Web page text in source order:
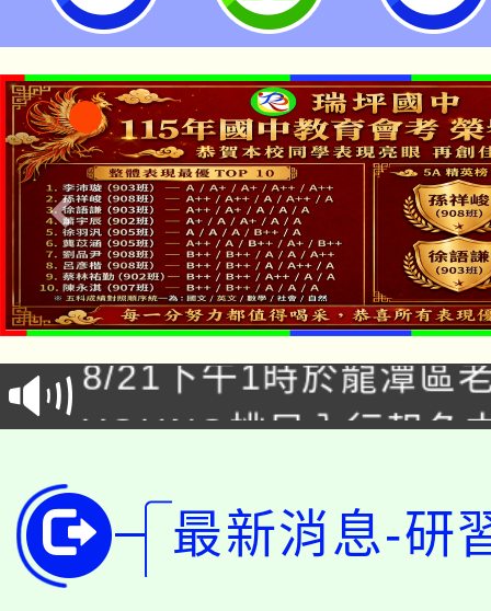
「本色祭」8/29、30在
場熱烈登場!
8/21下午1時於龍潭區
徵才活動。
YOUNG桃局內行報名
開!
115年桃園市運動會8/
田徑場及游泳池舉行。
桃園市低收入戶享有免
最新消息-研